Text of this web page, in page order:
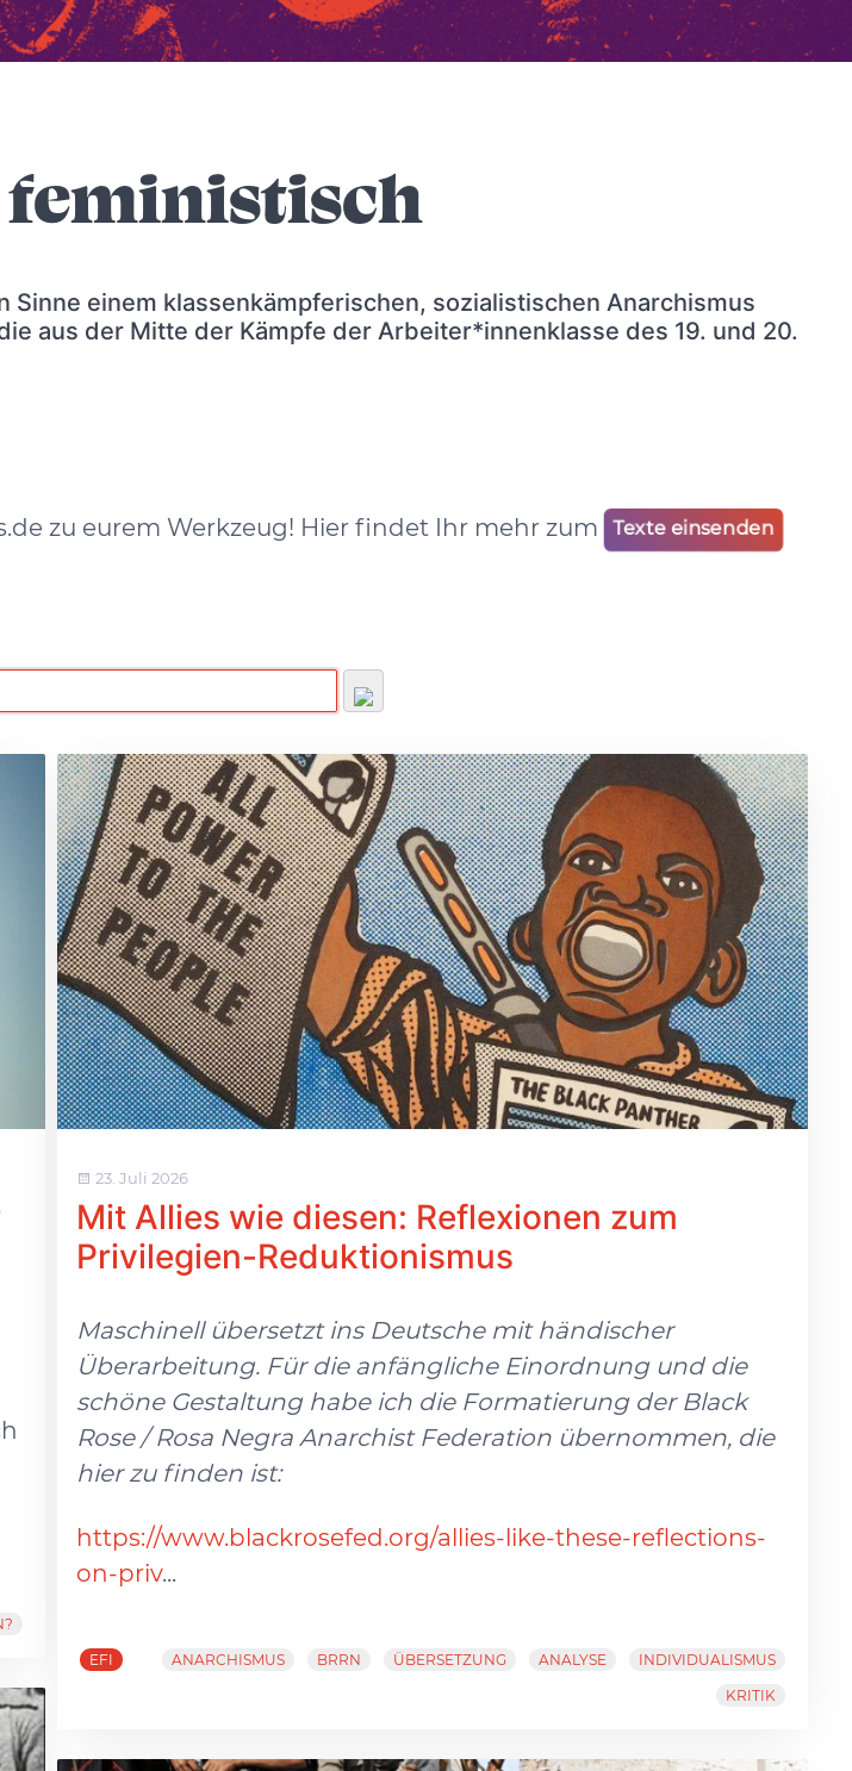
einem klassenkämpferischen, sozialistischen Anarchismus
aus der Mitte der Kämpfe der Arbeiter*innenklasse des 19. und 20.
zu eurem Werkzeug! Hier findet Ihr mehr zum Texte einsenden
23. Juli 2026
Mit Allies wie diesen: Reflexionen zum
Privilegien-Reduktionismus
Maschinell übersetzt ins Deutsche mit händischer
Überarbeitung. Für die anfängliche Einordnung und die
schöne Gestaltung habe ich die Formatierung der Black
Rose / Rosa Negra Anarchist Federation übernommen, die
hier zu finden ist:
https://www.blackrosefed.org/allies-like-these-reflections-
on-priv...
EFI ANARCHISMUS BRRN ÜBERSETZUNG ANALYSE
INDIVIDUALISMUS
KRITIK